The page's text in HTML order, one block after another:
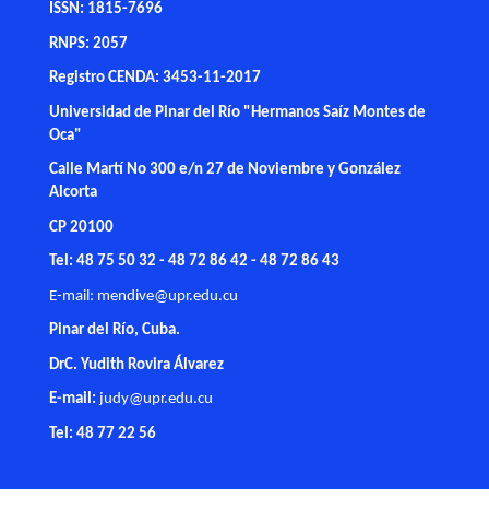
ISSN: 1815-7696
RNPS: 2057
Registro CENDA: 3453-11-2017
Universidad de Pinar del Río "Hermanos Saíz Montes de
Oca"
Calle Martí No 300 e/n 27 de Noviembre y González
Alcorta
CP 20100
Tel: 48 75 50 32 - 48 72 86 42 - 48 72 86 43
E-mail: mendive@upr.edu.cu
Pinar del Río, Cuba.
DrC. Yudith Rovira Álvarez
E-mail: judy@upr.edu.cu
Tel: 48 77 22 56